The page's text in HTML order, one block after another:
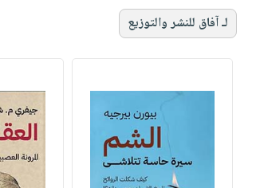
لـ آفاق للنشر والتوزيع